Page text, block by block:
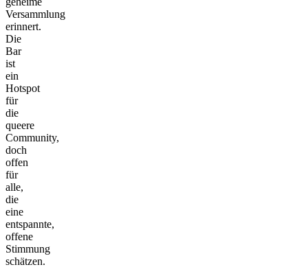
Versammlung
erinnert.
Die
Bar
ist
ein
Hotspot
für
die
queere
Community,
doch
offen
für
alle,
die
eine
entspannte,
offene
Stimmung
schätzen.